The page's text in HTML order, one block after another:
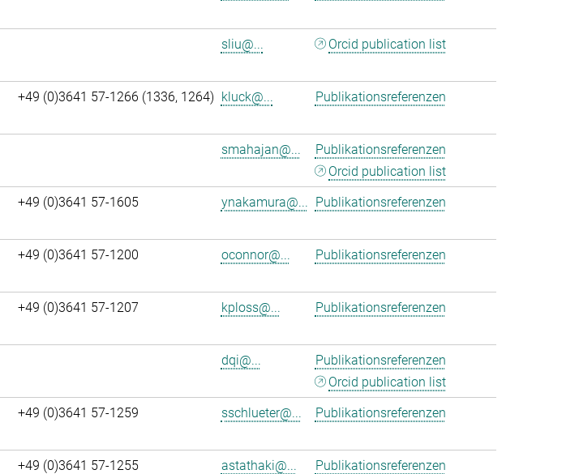
sliu@... Orcid publication list
+49 (0)3641 57-1266 (1336, 1264) kluck@... Publikationsreferenzen
smahajan@...
Publikationsreferenzen
Orcid publication list
+49 (0)3641 57-1605 ynakamura@... Publikationsreferenzen
+49 (0)3641 57-1200 oconnor@... Publikationsreferenzen
+49 (0)3641 57-1207 kploss@... Publikationsreferenzen
dqi@...
Publikationsreferenzen
Orcid publication list
+49 (0)3641 57-1259 sschlueter@... Publikationsreferenzen
+49 (0)3641 57-1255 astathaki@... Publikationsreferenzen